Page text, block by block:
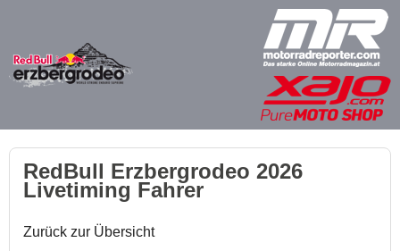
RedBull Erzbergrodeo 2026
Livetiming Fahrer
Zurück zur Übersicht